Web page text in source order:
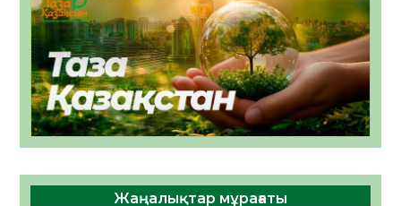
Жаңалықтар мұрағаты